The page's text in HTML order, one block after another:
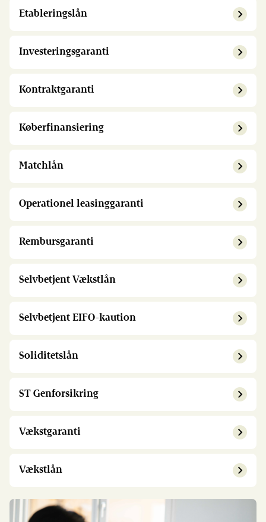
Etableringslån
Investeringsgaranti
Kontraktgaranti
Køberfinansiering
Matchlån
Operationel leasinggaranti
Rembursgaranti
Selvbetjent Vækstlån
Selvbetjent EIFO-kaution
Soliditetslån
ST Genforsikring
Vækstgaranti
Vækstlån